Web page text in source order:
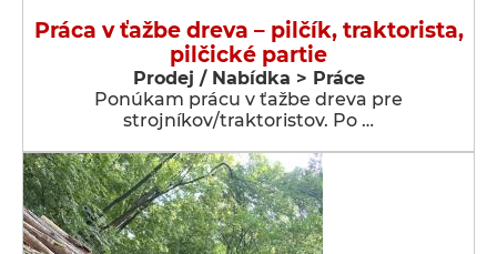
Práca v ťažbe dreva – pilčík, traktorista,
pilčické partie
Prodej / Nabídka > Práce
Ponúkam prácu v ťažbe dreva pre
strojníkov/traktoristov. Po …